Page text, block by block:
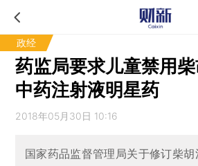
政经
药监局要求儿童禁用
中药注射液明星药
2018年05月30日 10:16
国家药品监督管理局关于修订柴